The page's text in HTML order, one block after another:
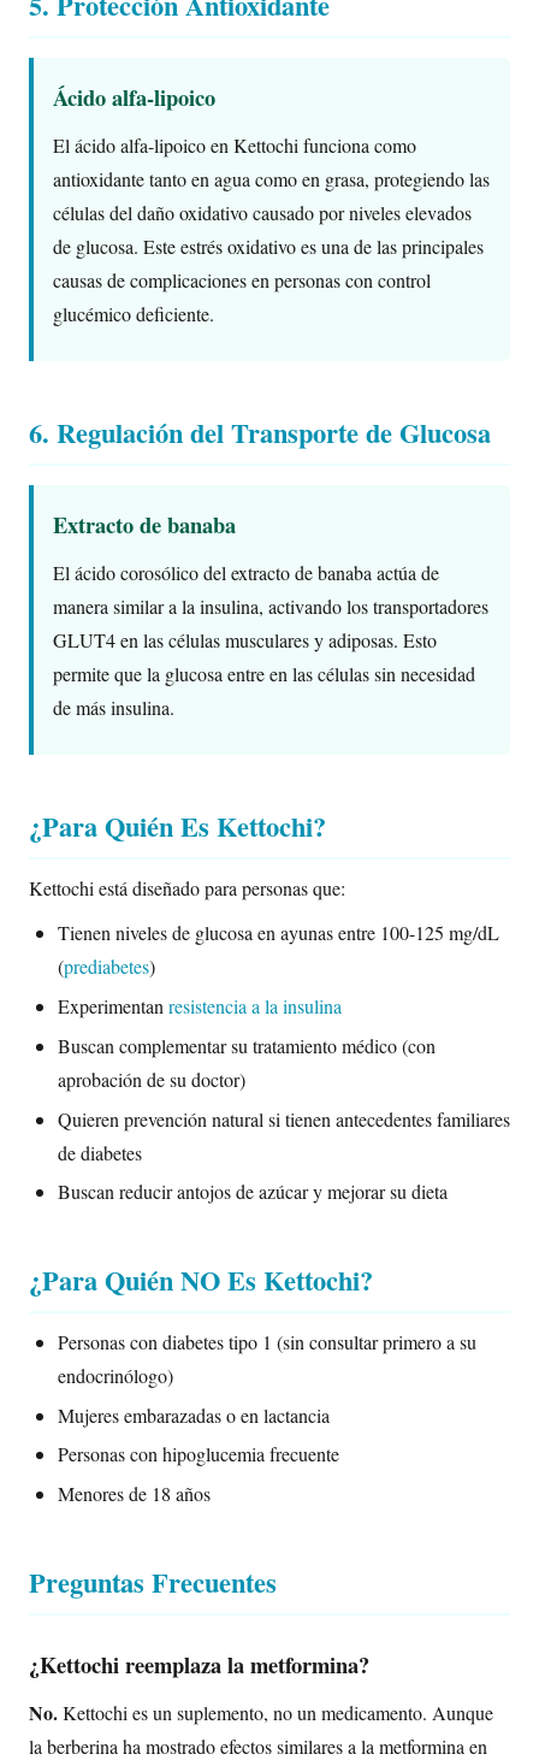
Ácido alfa-lipoico
El ácido alfa-lipoico en Kettochi funciona como
antioxidante tanto en agua como en grasa, protegiendo las
células del daño oxidativo causado por niveles elevados
de glucosa. Este estrés oxidativo es una de las principales
causas de complicaciones en personas con control
glucémico deficiente.
6. Regulación del Transporte de Glucosa
Extracto de banaba
El ácido corosólico del extracto de banaba actúa de
manera similar a la insulina, activando los transportadores
GLUT4 en las células musculares y adiposas. Esto
permite que la glucosa entre en las células sin necesidad
de más insulina.
¿Para Quién Es Kettochi?
Kettochi está diseñado para personas que:
Tienen niveles de glucosa en ayunas entre 100-125 mg/dL
(prediabetes)
Experimentan resistencia a la insulina
Buscan complementar su tratamiento médico (con
aprobación de su doctor)
Quieren prevención natural si tienen antecedentes familiares
de diabetes
Buscan reducir antojos de azúcar y mejorar su dieta
¿Para Quién NO Es Kettochi?
Personas con diabetes tipo 1 (sin consultar primero a su
endocrinólogo)
Mujeres embarazadas o en lactancia
Personas con hipoglucemia frecuente
Menores de 18 años
Preguntas Frecuentes
¿Kettochi reemplaza la metformina?
No.Kettochi es un suplemento, no un medicamento. Aunque
la berberina ha mostrado efectos similares a la metformina en